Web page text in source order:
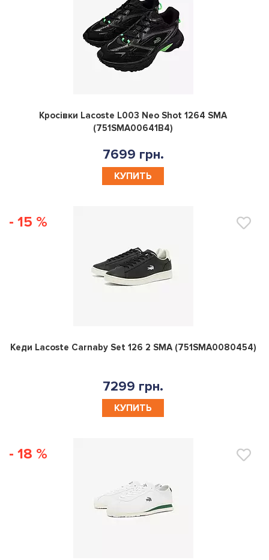
0
Кросівки Lacoste L003 Neo Shot 1264 SMA
(751SMA00641B4)
7699 грн.
КУПИТЬ
- 15 %
0
Кеди Lacoste Carnaby Set 126 2 SMA (751SMA0080454)
7299 грн.
КУПИТЬ
- 18 %